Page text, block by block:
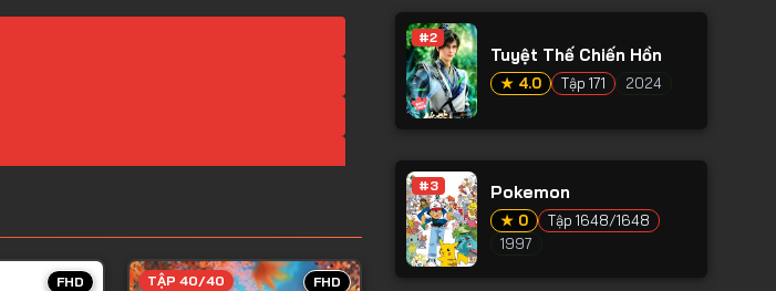
FHD FHD
TẬP 40/40
#2
Tuyệt Thế Chiến Hồn
★ 4.0 Tập 171 2024
#3 Pokemon
★ 0
Tập 1648/1648
1997